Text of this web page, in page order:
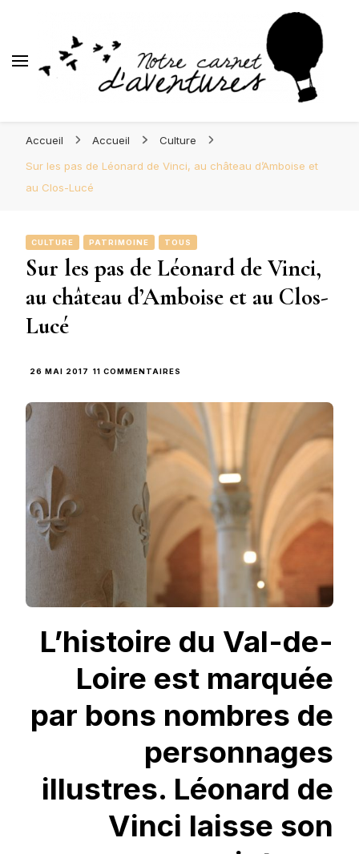
d'Aventures
Accueil Accueil
Culture
Sur les pas de Léonard de Vinci, au château d’Amboise et
au Clos-Lucé
CULTURE PATRIMOINE TOUS
Sur les pas de Léonard de Vinci,
au château d’Amboise et au Clos-
Lucé
26 MAI 2017 11 COMMENTAIRES
DE
VINCI,
CHÂTEAU
D’AMBOISE
AU
L’histoire du Val-de-
Loire est marquée
par bons nombres de
personnages
illustres. Léonard de
Vinci laisse son